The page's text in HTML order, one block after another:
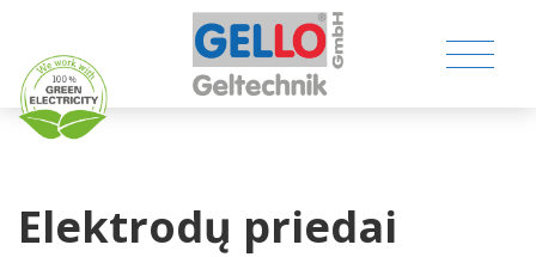
Elektrodų priedai